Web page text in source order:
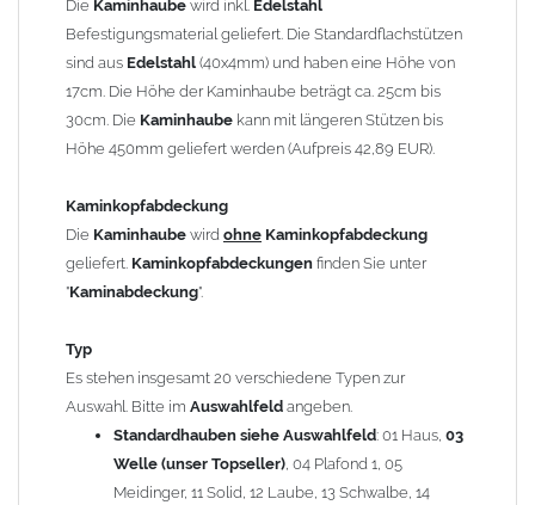
allgemeine Informationen:
Ab einer Kaminlängevon 1200mm werden 6
Kaminstützengeliefert.
Bei der Kombination mitWetterfahneundKaminbreite
angefertigt.
DieKaminhaubekann mitklappbaren Stützen
für 4 Stützen = 96,89 EUR, Länge ab 1200mm 6 Stützen =
145,39 EUR) geliefert werden.
Ihrem zuständigen
Hinweis: FürKaminhaubenundKaminabdeckungenkönnen wir
Nachnahme anbieten!
Die Kaminhaube wird inkl. Edelstahl
Befestigungsmaterial geliefert. Die Standardflachstützen
sind aus Edelstahl (40x4mm) und haben eine Höhe von
17cm. Die Höhe der Kaminhaube beträgt ca. 25cm bis
30cm. Die Kaminhaube kann mit längeren Stützen bis
Höhe 450mm geliefert werden (Aufpreis 42,89 EUR).
Kaminkopfabdeckung
Die Kaminhaube wird ohne Kaminkopfabdeckung
geliefert. Kaminkopfabdeckungen finden Sie unter
"Kaminabdeckung".
Typ
Es stehen insgesamt 20 verschiedene Typen zur
Auswahl. Bitte im Auswahlfeld angeben.
Standardhauben siehe Auswahlfeld: 01 Haus, 03
Welle (unser Topseller), 04 Plafond 1, 05
Meidinger, 11 Solid, 12 Laube, 13 Schwalbe, 14